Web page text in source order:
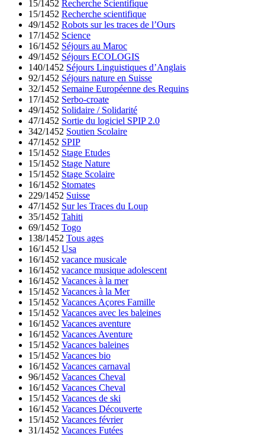
15/1452 Recherche Scientifique
15/1452 Recherche scientifique
49/1452 Robots sur les traces de l’Ours
17/1452 Science
16/1452 Séjours au Maroc
49/1452 Séjours ECOLOGIS
140/1452 Séjours Linguistiques d’Anglais
92/1452 Séjours nature en Suisse
32/1452 Semaine Européenne des Requins
17/1452 Serbo-croate
49/1452 Solidaire / Solidarité
47/1452 Sortie du logiciel SPIP 2.0
342/1452 Soutien Scolaire
47/1452 SPIP
15/1452 Stage Etudes
15/1452 Stage Nature
15/1452 Stage Scolaire
16/1452 Stomates
229/1452 Suisse
47/1452 Sur les Traces du Loup
35/1452 Tahiti
69/1452 Togo
138/1452 Tous ages
16/1452 Usa
16/1452 vacance musicale
16/1452 vacance musique adolescent
16/1452 Vacances à la mer
15/1452 Vacances à la Mer
15/1452 Vacances Açores Famille
15/1452 Vacances avec les baleines
16/1452 Vacances aventure
16/1452 Vacances Aventure
15/1452 Vacances baleines
15/1452 Vacances bio
16/1452 Vacances carnaval
96/1452 Vacances Cheval
16/1452 Vacances Cheval
15/1452 Vacances de ski
16/1452 Vacances Découverte
15/1452 Vacances février
31/1452 Vacances Futées